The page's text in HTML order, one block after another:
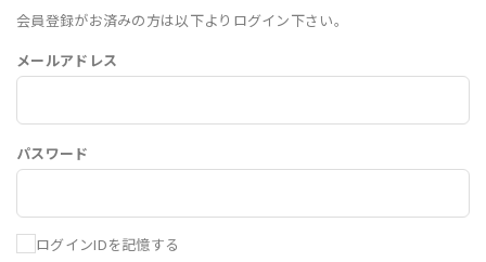
会員登録がお済みの方は以下よりログイン下さい。
メールアドレス
パスワード
ログインIDを記憶する